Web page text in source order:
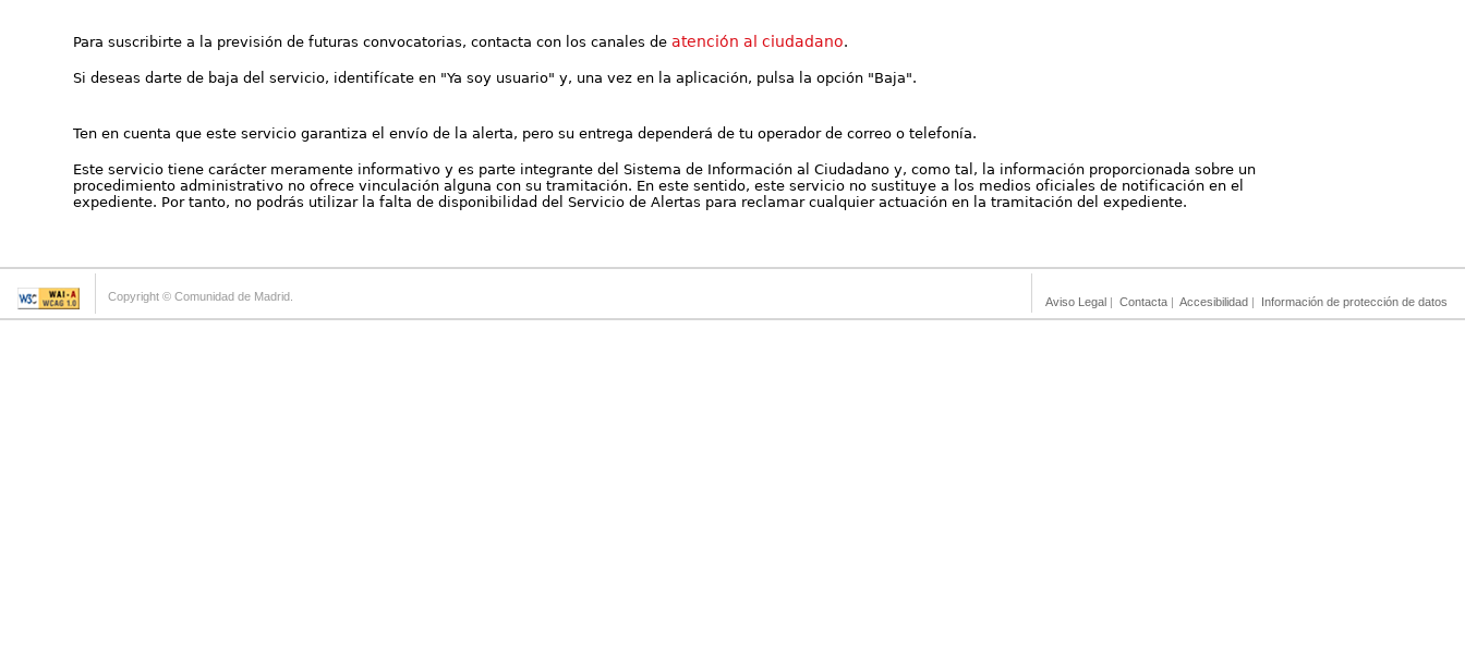
Para suscribirte a la previsión de futuras convocatorias, contacta con los canales deatención al ciudadano.
Si deseas darte de baja del servicio, identifícate en "Ya soy usuario" y, una vez en la aplicación, pulsa la opción "Baja".
Ten en cuenta que este servicio garantiza el envío de la alerta, pero su entrega dependerá de tu operador de correo o telefonía.
Este servicio tiene carácter meramente informativo y es parte integrante del Sistema de Información al Ciudadano y, como tal, la información proporcionada sobre un
procedimiento administrativo no ofrece vinculación alguna con su tramitación. En este sentido, este servicio no sustituye a los medios oficiales de notificación en el
expediente. Por tanto, no podrás utilizar la falta de disponibilidad del Servicio de Alertas para reclamar cualquier actuación en la tramitación del expediente.
Copyright © Comunidad de Madrid. Aviso Legal | Contacta | Accesibilidad | Información de protección de datos